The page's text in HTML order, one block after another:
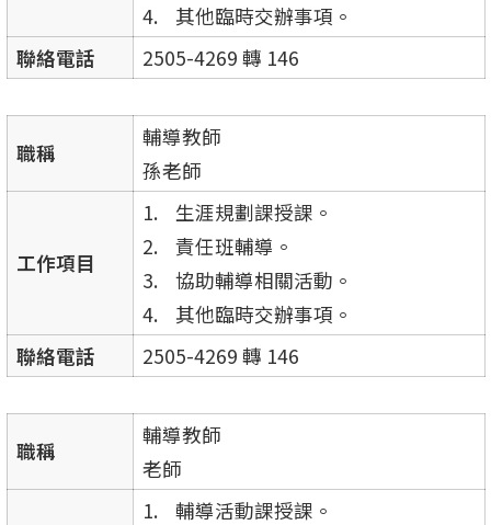
其他臨時交辦事項。
聯絡電話
2505-4269 轉 146
職稱
輔導教師
孫老師
工作項目
生涯規劃課授課。
責任班輔導。
協助輔導相關活動。
其他臨時交辦事項。
聯絡電話
2505-4269 轉 146
職稱
輔導教師
老師
輔導活動課授課。